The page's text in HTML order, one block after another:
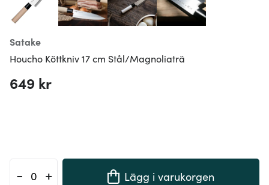
Satake
Houcho Köttkniv 17 cm Stål/Magnoliaträ
649 kr
- + Lägg i varukorgen